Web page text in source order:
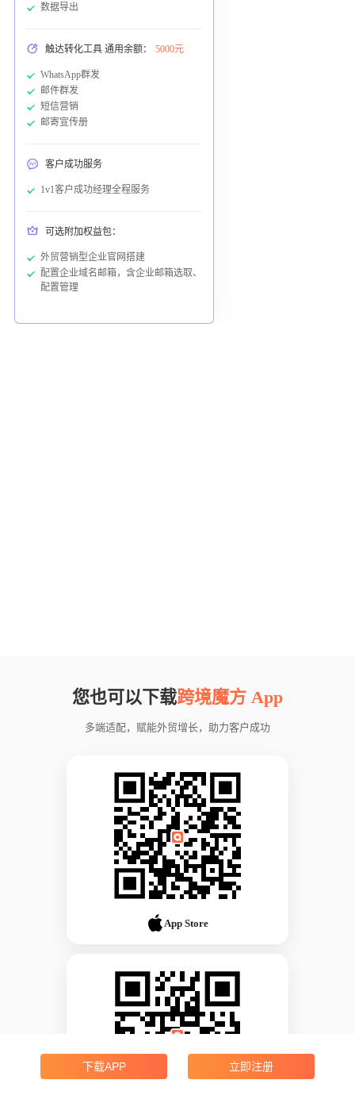
数据导出
触达转化工具 通用余额： 5000元
WhatsApp群发
邮件群发
短信营销
邮寄宣传册
客户成功服务
1v1客户成功经理全程服务
可选附加权益包：
外贸营销型企业官网搭建
配置企业域名邮箱，含企业邮箱选取、
配置管理
您也可以下载跨境魔方 App
多端适配，赋能外贸增长，助力客户成功
App Store
下载APP 立即注册